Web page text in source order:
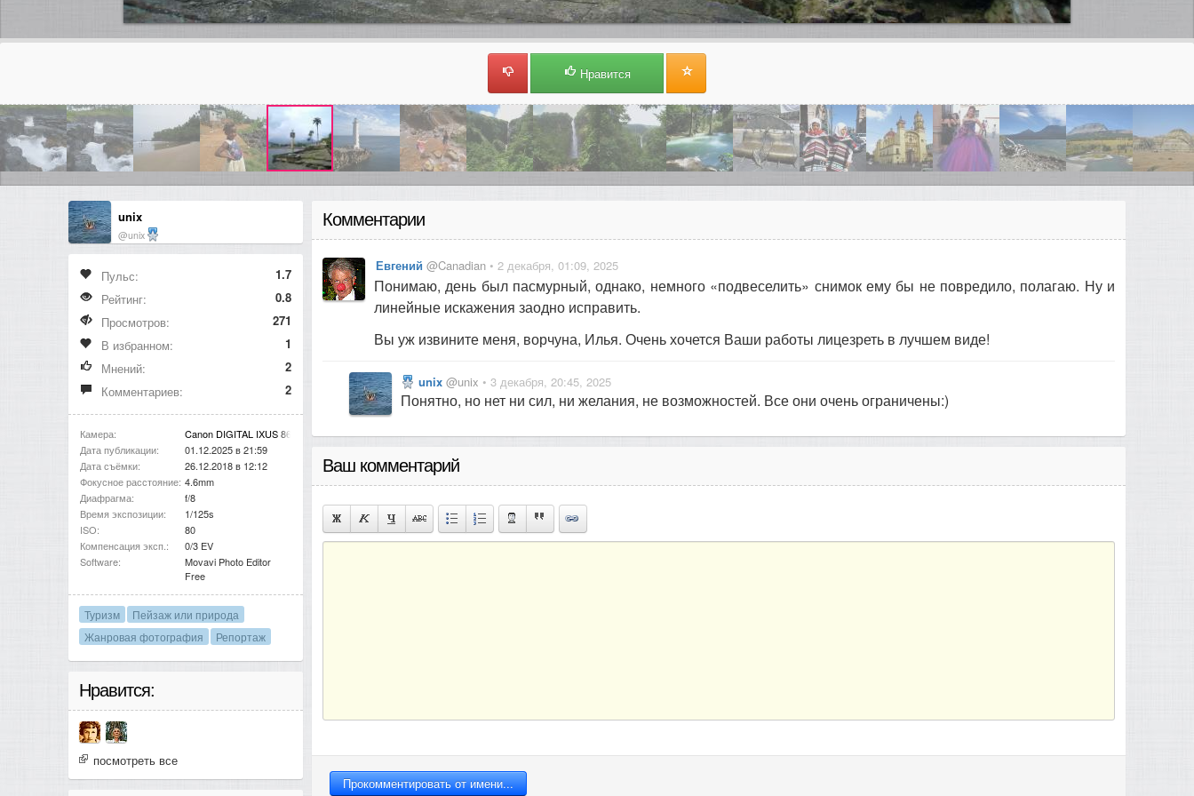
Нравится
unix
@unix
Пульс:
1.7
Рейтинг:
0.8
Просмотров:
271
В избранном:
1
Мнений:
2
Комментариев:
2
Камера:
Canon DIGITAL IXUS 860 IS
Дата публикации:
01.12.2025 в 21:59
Дата съёмки:
26.12.2018 в 12:12
Фокусное расстояние: 4.6mm
Диафрагма:
f/8
Время экспозиции:
1/125s
ISO:
80
Компенсация эксп.:
0/3 EV
Software:
Movavi Photo Editor
Free
Туризм
Пейзаж или природа
Жанровая фотография
Репортаж
Нравится:
посмотреть все
Комментарии
Евгений @Canadian • 2 декабря, 01:09, 2025
Понимаю, день был пасмурный, однако, немного «подвеселить» снимок ему бы не повредило, полагаю. Ну и
линейные искажения заодно исправить.
Вы уж извините меня, ворчуна, Илья. Очень хочется Ваши работы лицезреть в лучшем виде!
unix @unix • 3 декабря, 20:45, 2025
Понятно, но нет ни сил, ни желания, не возможностей. Все они очень ограничены:)
Ваш комментарий